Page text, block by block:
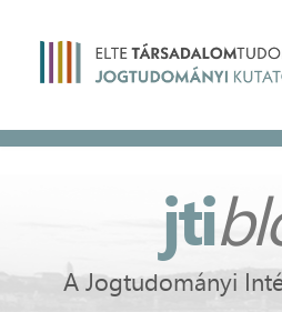
jti
A Jogtudományi